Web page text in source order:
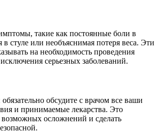
такие как постоянные боли в
стуле или необъяснимая потеря веса. Эти
на необходимость проведения
серьезных заболеваний.
обсудите с врачом все ваши
и принимаемые лекарства. Это
осложнений и сделать